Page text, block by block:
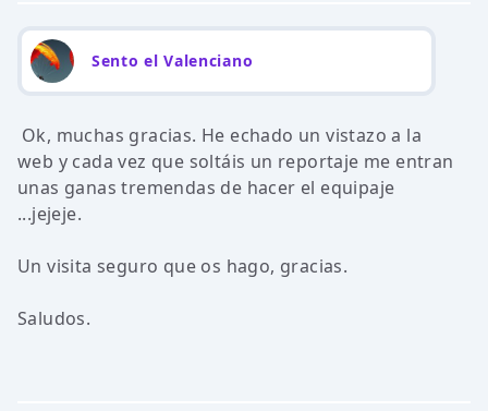
Sento el Valenciano
Ok, muchas gracias. He echado un vistazo a la
web y cada vez que soltáis un reportaje me entran
unas ganas tremendas de hacer el equipaje
...jejeje.
Un visita seguro que os hago, gracias.
Saludos.